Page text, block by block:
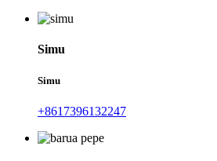
Simu
Simu
+8617396132247